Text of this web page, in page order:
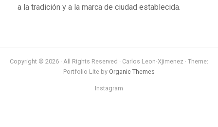
a la tradición y a la marca de ciudad establecida.
Copyright © 2026 · All Rights Reserved · Carlos Leon-Xjimenez · Theme:
Portfolio Lite by Organic Themes
Instagram